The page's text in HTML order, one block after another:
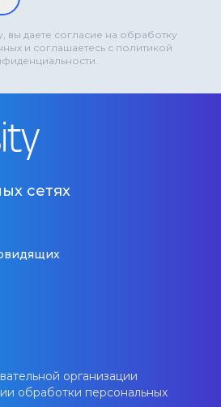
вы даете согласие на обработку
и соглашаетесь с политикой
сетях
организации
обработки персональных